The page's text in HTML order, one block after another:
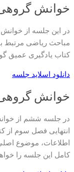
خوانش گروهی
در این جلسه از
مباحث ریاضی
کتاب یادگیری عمیق
دانلود اسلاید جلسه
خوانش گروهی
در جلسه ششم از
انتهایی فصل سوم از
اطلاعات، موضوع
کامل این جلسه را